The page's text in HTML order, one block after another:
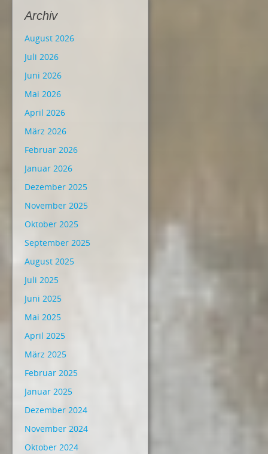
Archiv
August 2026
Juli 2026
Juni 2026
Mai 2026
April 2026
März 2026
Februar 2026
Januar 2026
Dezember 2025
November 2025
Oktober 2025
September 2025
August 2025
Juli 2025
Juni 2025
Mai 2025
April 2025
März 2025
Februar 2025
Januar 2025
Dezember 2024
November 2024
Oktober 2024